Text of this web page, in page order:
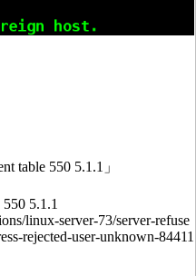
table 550 5.1.1」
5.1.1
linux-server-73/server-refuse
rejected-user-unknown-84411